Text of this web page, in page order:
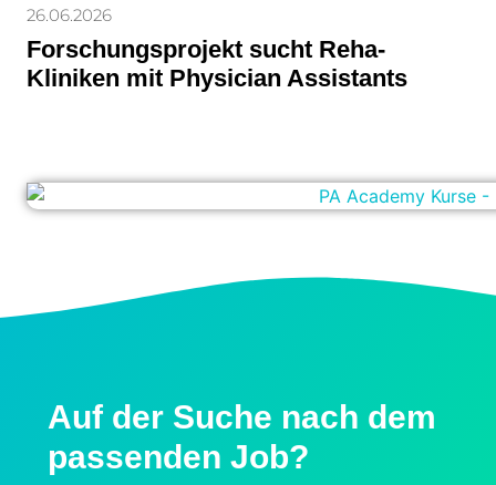
26.06.2026
Forschungsprojekt sucht Reha-
Kliniken mit Physician Assistants
Auf der Suche nach dem
passenden Job?